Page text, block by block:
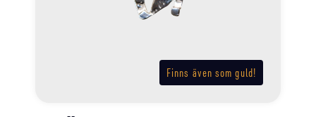
Finns även som guld!